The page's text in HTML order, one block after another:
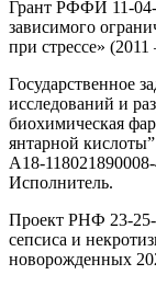
Грант РФФИ 11-
зависимого
при стрессе»
Государственное
исследований и
биохимическая
янтарной
А18-
Исполнитель.
Проект РНФ 23-25-
сепсиса и
новорожденных